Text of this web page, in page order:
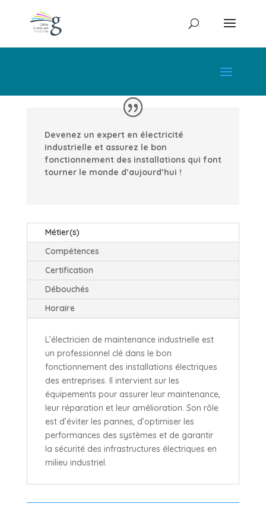
Devenez un expert en électricité
industrielle et assurez le bon
fonctionnement des installations qui font
tourner le monde d’aujourd’hui !
Métier(s)
Compétences
Certification
Débouchés
Horaire
L’électricien de maintenance industrielle est
un professionnel clé dans le bon
fonctionnement des installations électriques
des entreprises. Il intervient sur les
équipements pour assurer leur maintenance,
leur réparation et leur amélioration. Son rôle
est d’éviter les pannes, d’optimiser les
performances des systèmes et de garantir
la sécurité des infrastructures électriques en
milieu industriel.